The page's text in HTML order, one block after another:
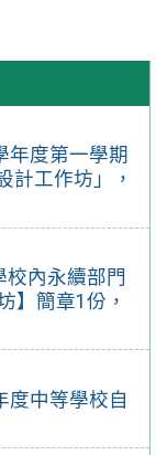
年度第一學期
計工作坊」，
內永續部門
】簡章1份，
度中等學校自